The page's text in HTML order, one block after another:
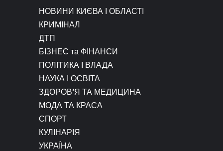
НОВИНИ КИЄВА І ОБЛАСТІ
КРИМІНАЛ
ДТП
БІЗНЕС та ФІНАНСИ
ПОЛІТИКА І ВЛАДА
НАУКА І ОСВІТА
ЗДОРОВ’Я ТА МЕДИЦИНА
МОДА ТА КРАСА
СПОРТ
КУЛІНАРІЯ
УКРАЇНА